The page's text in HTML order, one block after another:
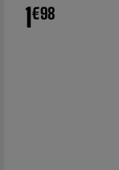
1€98